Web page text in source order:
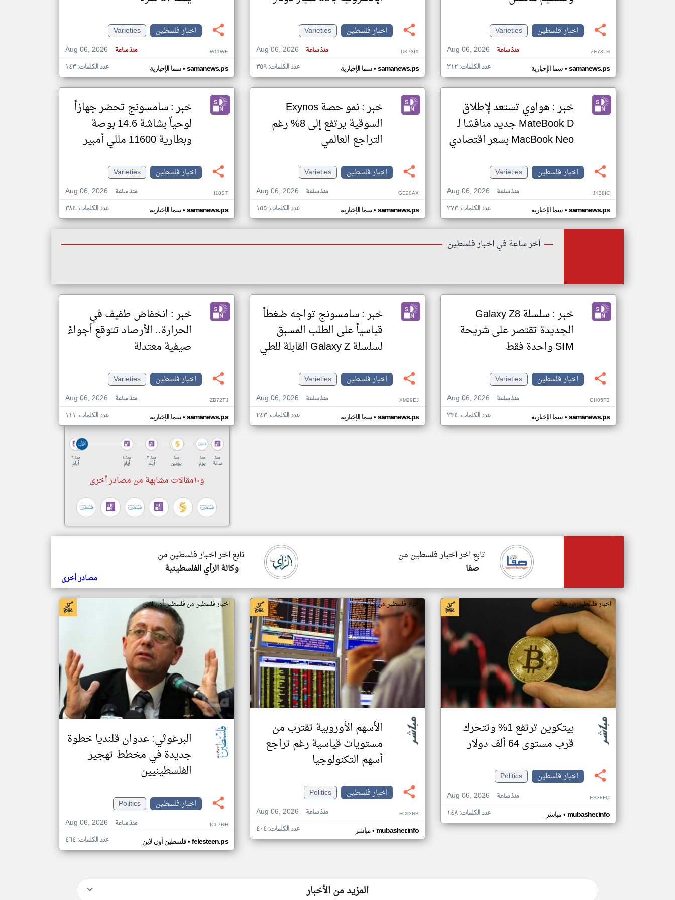
مصادر الأخبار من فلسطين
اخبار فلسطين على مدار الساعة
أهم اخبار فلسطين العاجلة والمباشرة
اخبار فلسطين
Varieties
Aug 06, 2026
منذ ساعة ZE73LH
سما الإخبارية• samanews.ps عدد الكلمات: ٢١٢
اخبار فلسطين
Varieties
Aug 06, 2026
منذ ساعة DK73IX
سما الإخبارية• samanews.ps عدد الكلمات: ٣٥٩
اخبار فلسطين
Varieties
Aug 06, 2026
منذ ساعة IW11WE
سما الإخبارية• samanews.ps عدد الكلمات: ١٤٣
خبر : هواوي تستعد لإطلاق
MateBook D جديد منافسًا لـ
MacBook Neo بسعر اقتصادي
اخبار فلسطين
Varieties
Aug 06, 2026
منذ ساعة JK38IC
سما الإخبارية• samanews.ps عدد الكلمات: ٢٧٣
خبر : نمو حصة Exynos
السوقية يرتفع إلى 8% رغم
التراجع العالمي
اخبار فلسطين
Varieties
Aug 06, 2026
منذ ساعة GE20AX
سما الإخبارية• samanews.ps عدد الكلمات: ١٥٥
خبر : سامسونج تحضر جهازاً
لوحياً بشاشة 14.6 بوصة
وبطارية 11600 مللي أمبير
اخبار فلسطين
Varieties
Aug 06, 2026
منذ ساعة II18ST
سما الإخبارية• samanews.ps عدد الكلمات: ٣٨٤
أخر ساعة في اخبار فلسطين
خبر : سلسلة Galaxy Z8
الجديدة تقتصر على شريحة
SIM واحدة فقط
اخبار فلسطين
Varieties
Aug 06, 2026
منذ ساعة GH05FB
سما الإخبارية• samanews.ps عدد الكلمات: ٢٣٤
خبر : سامسونج تواجه ضغطاً
قياسياً على الطلب المسبق
لسلسلة Galaxy Z القابلة للطي
اخبار فلسطين
Varieties
Aug 06, 2026
منذ ساعة XM29EJ
سما الإخبارية• samanews.ps عدد الكلمات: ٢٤٣
خبر : انخفاض طفيف في
الحرارة.. الأرصاد تتوقع أجواءً
صيفية معتدلة
اخبار فلسطين
Varieties
Aug 06, 2026
منذ ساعة ZB72TJ
سما الإخبارية• samanews.ps عدد الكلمات: ١١١
منذ ٦
أيام
منذ ٤
أيام
منذ ٣
أيام
منذ
يومين
منذ
يوم
منذ
ساعة
و١٠مقالات مشابهة من مصادر أخرى
تابع اخر اخبار فلسطين من
وكالة الرأي الفلسطينية
تابع اخر اخبار فلسطين من
صفا
مصادر أخرى
اخبار فلسطين من مباشر
بيتكوين ترتفع 1% وتتحرك
قرب مستوى 64 ألف دولار
اخبار فلسطين
Politics
Aug 06, 2026
منذ ساعة ES38FQ
مباشر• mubasher.info عدد الكلمات: ١٤٨
اخبار فلسطين من مباشر
الأسهم الأوروبية تقترب من
مستويات قياسية رغم تراجع
أسهم التكنولوجيا
اخبار فلسطين
Politics
Aug 06, 2026
منذ ساعة FC93BB
مباشر• mubasher.info عدد الكلمات: ٤٠٤
اخبار فلسطين من فلسطين أون لاين
البرغوثي: عدوان قلنديا خطوة
جديدة في مخطط تهجير
الفلسطينيين
اخبار فلسطين
Politics
Aug 06, 2026
منذ ساعة IC67RH
فلسطين أون لاين• felesteen.ps عدد الكلمات: ٤٦٤
المزيد من الأخبار
klyoum.com